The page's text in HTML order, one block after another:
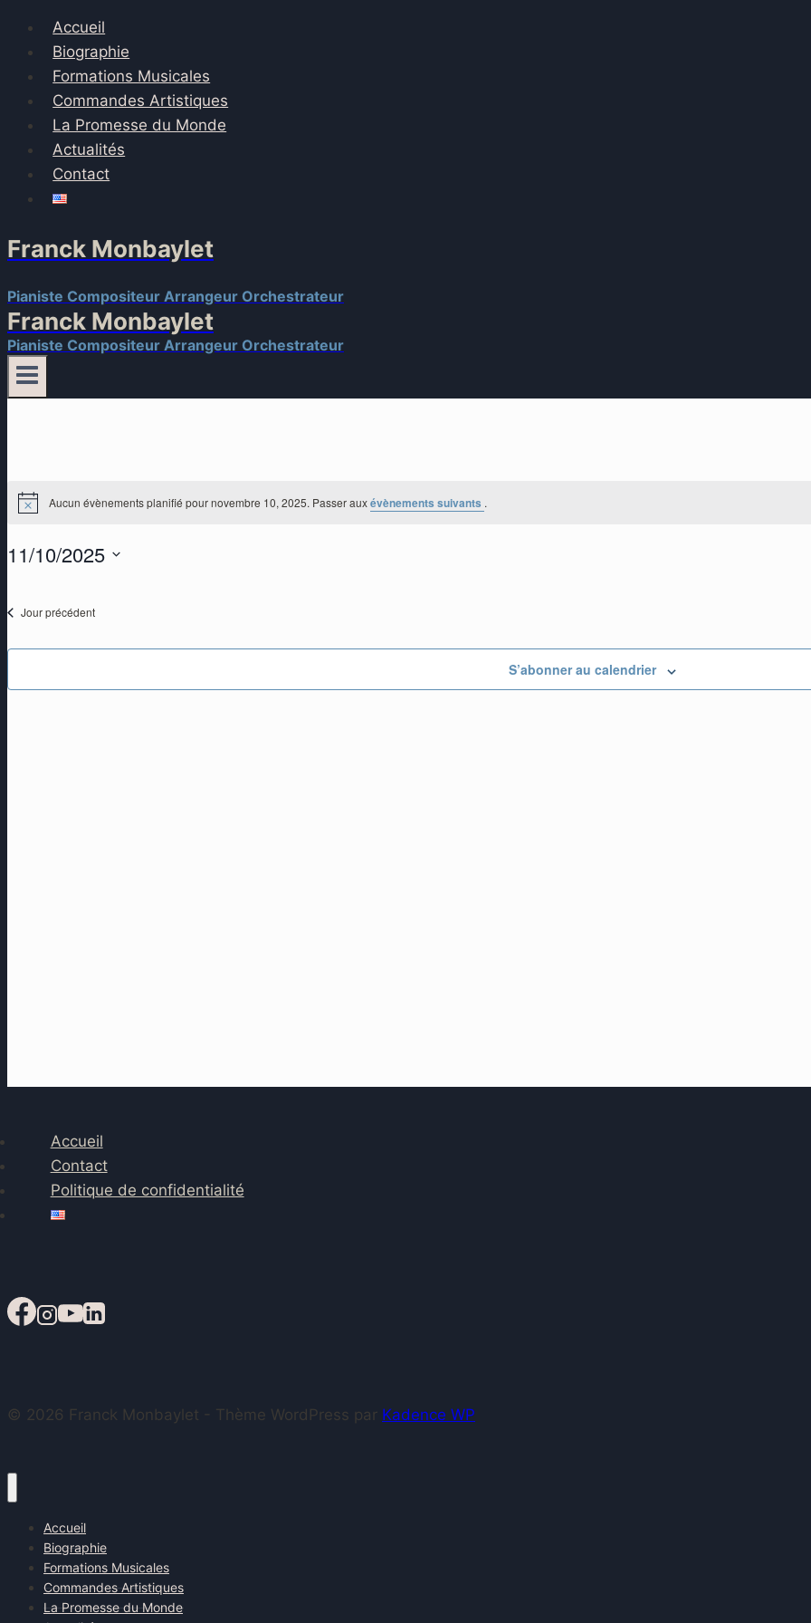
Accueil
Biographie
Formations Musicales
Commandes Artistiques
La Promesse du Monde
Actualités
Contact
Franck Monbaylet
Pianiste Compositeur Arrangeur Orchestrateur
Franck Monbaylet
Pianiste Compositeur Arrangeur Orchestrateur
Notice Aucun évènements planifié pour novembre 10, 2025. Passer auxévènements suivants .
11/10/2025
uneJour précédent
S’abonner au calendrier
Accueil
Contact
Politique de confidentialité
© 2026 Franck Monbaylet - Thème WordPress par Kadence WP
Accueil
Biographie
Formations Musicales
Commandes Artistiques
La Promesse du Monde